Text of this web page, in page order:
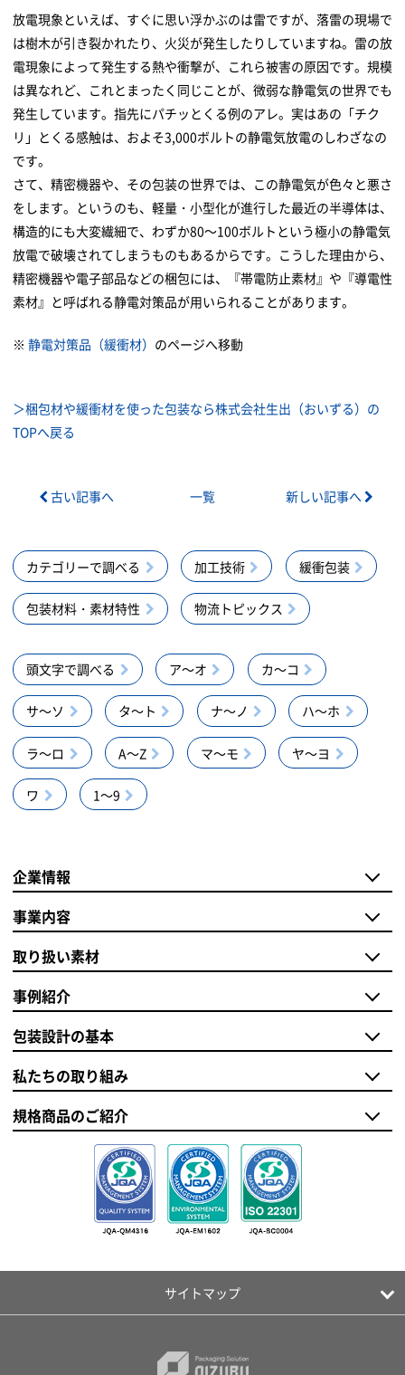
放電現象といえば、すぐに思い浮かぶのは雷ですが、落雷の現場で
は樹木が引き裂かれたり、火災が発生したりしていますね。雷の放
電現象によって発生する熱や衝撃が、これら被害の原因です。規模
は異なれど、これとまったく同じことが、微弱な静電気の世界でも
発生しています。指先にパチッとくる例のアレ。実はあの「チク
リ」とくる感触は、およそ3,000ボルトの静電気放電のしわざなの
です。
さて、精密機器や、その包装の世界では、この静電気が色々と悪さ
をします。というのも、軽量・小型化が進行した最近の半導体は、
構造的にも大変繊細で、わずか80～100ボルトという極小の静電気
放電で破壊されてしまうものもあるからです。こうした理由から、
精密機器や電子部品などの梱包には、『帯電防止素材』や『導電性
素材』と呼ばれる静電対策品が用いられることがあります。
※ 静電対策品（緩衝材） のページへ移動
＞梱包材や緩衝材を使った包装なら株式会社生出（おいずる）の
TOPへ戻る
古い記事へ 一覧 新しい記事へ
カテゴリーで調べる 加工技術 緩衝包装
包装材料・素材特性 物流トピックス
頭文字で調べる ア～オ カ～コ
サ～ソ タ～ト ナ～ノ ハ～ホ
ラ～ロ A～Z マ～モ ヤ～ヨ
ワ 1～9
企業情報
事業内容
取り扱い素材
事例紹介
包装設計の基本
私たちの取り組み
規格商品のご紹介
サイトマップ